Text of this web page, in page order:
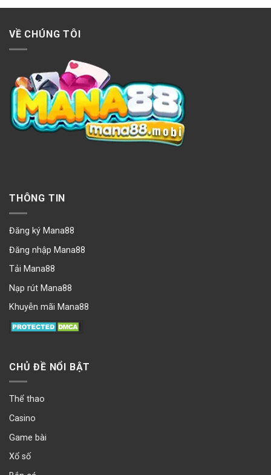
VỀ CHÚNG TÔI
THÔNG TIN
Đăng ký Mana88
Đăng nhập Mana88
Tải Mana88
Nạp rút Mana88
Khuyễn mãi Mana88
CHỦ ĐỀ NỔI BẬT
Thể thao
Casino
Game bài
Xổ số